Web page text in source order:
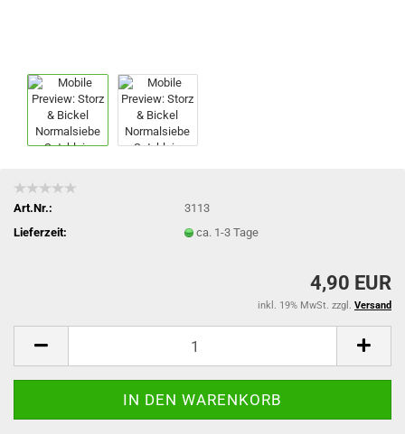
Art.Nr.:
3113
Lieferzeit:
ca. 1-3 Tage
4,90 EUR
inkl. 19% MwSt. zzgl. Versand